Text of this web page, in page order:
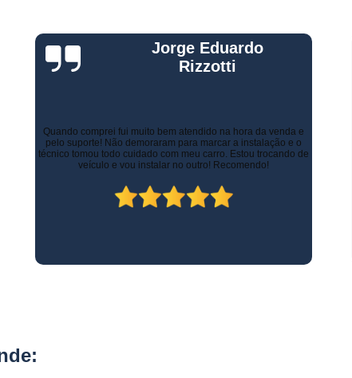
Monitoramento de Frota
Monitoramento de Horímetro
Monitoramento de Veículos
Monitoramento Gps
Monitoramento Veicular Belo Horizonte
Monitoramento Veicular em Tempo Real
Monitoramento Veicular Via
Gustavo Leone
controlar as entregas tanto urbanas como no Estado de Minas
Gerais. Contratamos os serviços de rastreamento e logística.
Inicialmente já economizamos com os custos com seguros.
Atualmente, contamos com diversos recursos que tornam as